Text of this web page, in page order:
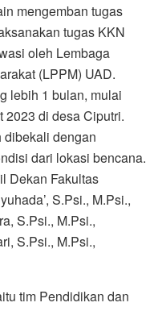
mengemban tugas
tugas KKN
oleh Lembaga
(LPPM) UAD.
lebih 1 bulan, mulai
2023 di desa Ciputri.
dibekali dengan
dari lokasi bencana.
Dekan Fakultas
S.Psi., M.Psi.,
S.Psi., M.Psi.,
S.Psi., M.Psi.,
tim Pendidikan dan